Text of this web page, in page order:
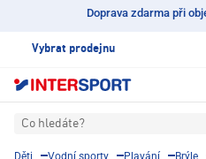
Doprava zdarma při
Vybrat prodejnu
Co hledáte?
Děti Vodní sporty Plavání Brýle